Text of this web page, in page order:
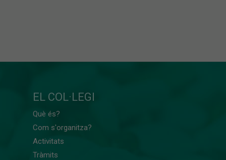
EL COL·LEGI
Què és?
Com s'organitza?
Activitats
Tràmits